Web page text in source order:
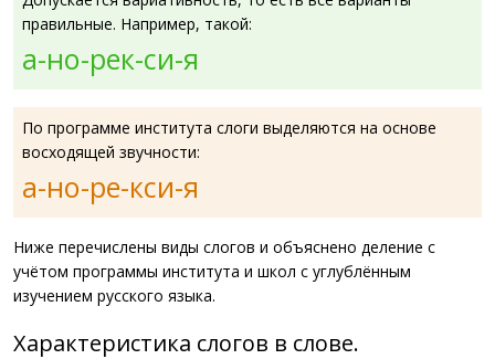
правильные. Например, такой:
а-но-рек-си-я
По программе института слоги выделяются на основе
восходящей звучности:
а-но-ре-кси-я
Ниже перечислены виды слогов и объяснено деление с
учётом программы института и школ с углублённым
изучением русского языка.
Характеристика слогов в слове.